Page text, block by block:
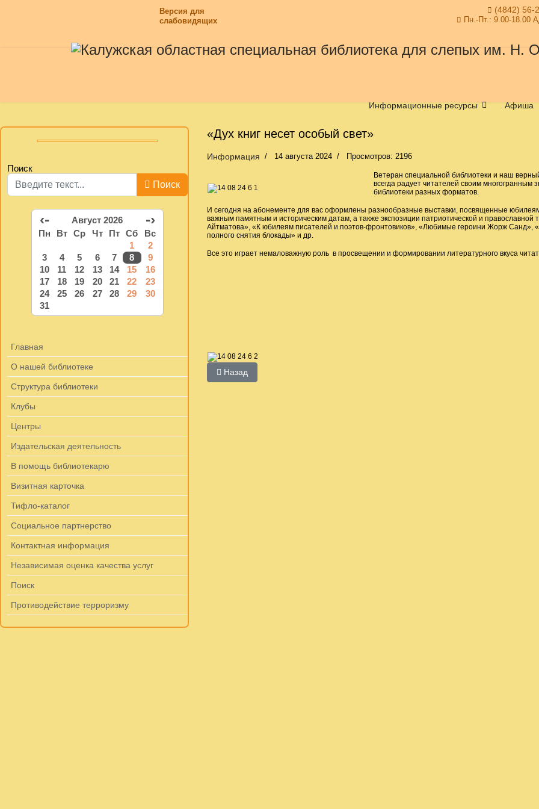
Версия для
слабовидящих
(4842) 56-
Пн.-Пт.: 9.00-18.00
Информационные ресурсы Афиша
Поиск
Поиск
‹- Август 2026 -›
Пн Вт Ср Чт Пт Сб
Вс
1
2
3
4 5 6 7 8
9
10
11 12 13 14 15
16
17
18 19 20 21 22
23
24
25 26 27 28 29
30
31
Главная
О нашей библиотеке
Структура библиотеки
Клубы
Центры
Издательская деятельность
В помощь библиотекарю
Визитная карточка
Тифло-каталог
Социальное партнерство
Контактная информация
Независимая оценка качества услуг
Поиск
Противодействие терроризму
«Дух книг несет особый свет»
Информация 14 августа 2024 Просмотров: 2196
Ветеран специальной библиотеки и наш
всегда радует читателей своим
библиотеки разных форматов.
И сегодня на абонементе для вас оформлены разнообразные выставки, посвященные
важным памятным и историческим датам, а также экспозиции патриотической и православной
Айтматова», «К юбилеям писателей и поэтов-фронтовиков», «Любимые героини Жорж Санд»,
полного снятия блокады» и др.
Все это играет немаловажную роль в просвещении и формировании литературного вкуса
Предыдущий: Отдел формирования фондов и каталогов
Назад